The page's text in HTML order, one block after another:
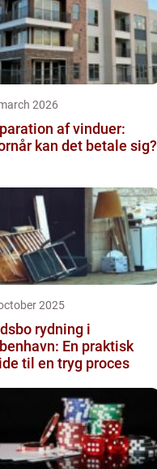
2026
af vinduer:
kan det betale sig?
2025
rydning i
En praktisk
til en tryg proces